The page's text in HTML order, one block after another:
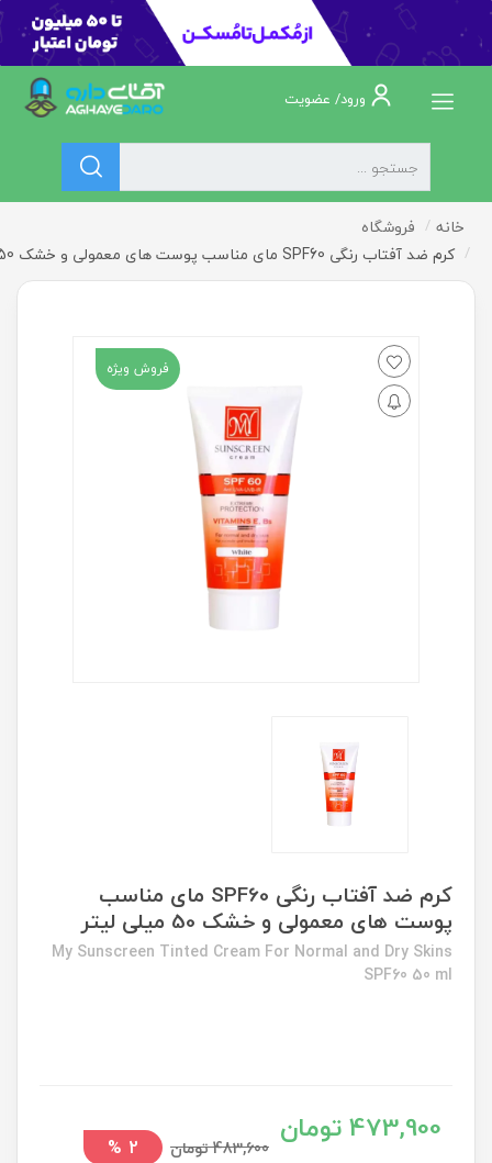
ورود/ عضویت
خانه
فروشگاه
کرم ضد آفتاب رنگی SPF60 مای مناسب پوست های معمولی و خشک 50 میلی لیتر
فروش ویژه
کرم ضد آفتاب رنگی SPF60 مای مناسب
پوست های معمولی و خشک 50 میلی لیتر
My Sunscreen Tinted Cream For Normal and Dry Skins
SPF60 50 ml
473,900 تومان 483,600 تومان 2
%